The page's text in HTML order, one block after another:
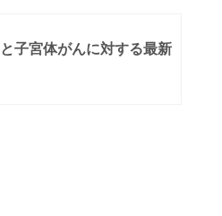
子宮体がんに対する最新